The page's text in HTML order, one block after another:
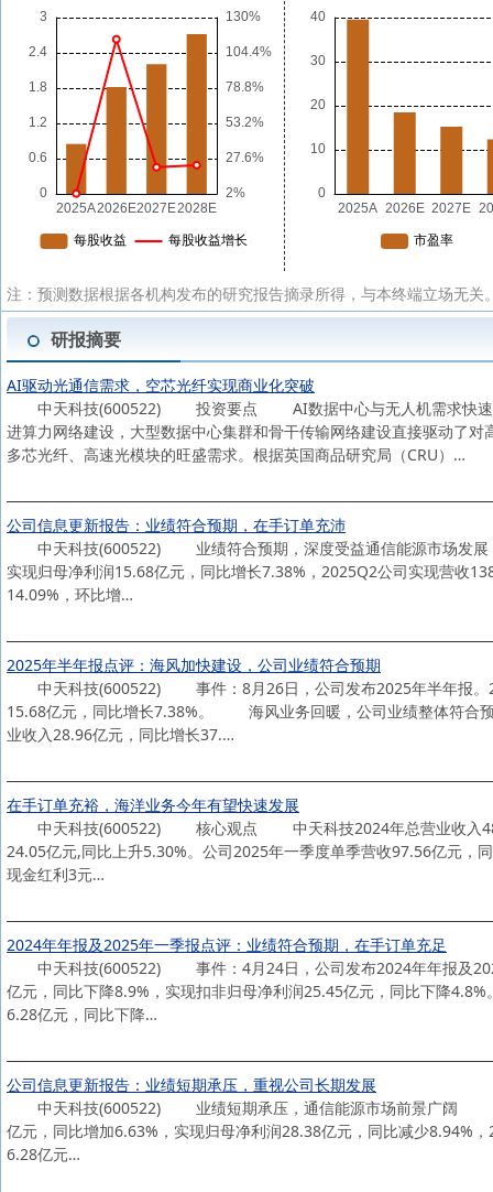
注：预测数据根据各机构发布的研究报告摘录所得，与本终端立场无
研报摘要
AI驱动光通信需求，空芯光纤实现商业化突破
中天科技(600522) 投资要点 AI数据中心与无人机需求快速放量
进算力网络建设，大型数据中心集群和骨干传输网络建设直接驱动了
多芯光纤、高速光模块的旺盛需求。根据英国商品研究局（CRU）…
公司信息更新报告：业绩符合预期，在手订单充沛
中天科技(600522) 业绩符合预期，深度受益通信能源市场发展
实现归母净利润15.68亿元，同比增长7.38%，2025Q2公司实现营收
14.09%，环比增…
2025年半年报点评：海风加快建设，公司业绩符合预期
中天科技(600522) 事件：8月26日，公司发布2025年半年报。
15.68亿元，同比增长7.38%。 海风业务回暖，公司业绩整体符合预
业收入28.96亿元，同比增长37.…
在手订单充裕，海洋业务今年有望快速发展
中天科技(600522) 核心观点 中天科技2024年总营业收入
24.05亿元,同比上升5.30%。公司2025年一季度单季营收97.56亿元，
现金红利3元…
2024年年报及2025年一季报点评：业绩符合预期，在手订单充足
中天科技(600522) 事件：4月24日，公司发布2024年年报及
亿元，同比下降8.9%，实现扣非归母净利润25.45亿元，同比下降
6.28亿元，同比下降…
公司信息更新报告：业绩短期承压，重视公司长期发展
中天科技(600522) 业绩短期承压，通信能源市场前景广阔
亿元，同比增加6.63%，实现归母净利润28.38亿元，同比减少8.94%
6.28亿元…